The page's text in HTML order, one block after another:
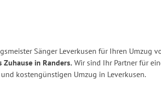
Sänger Leverkusen für Ihren Umzug
Zuhause in Randers. Wir sind Ihr Partner für
kostengünstigen Umzug in Leverkusen.